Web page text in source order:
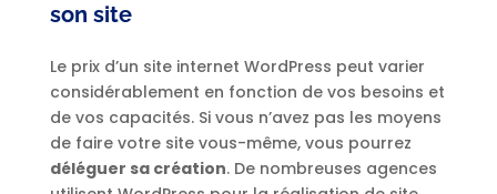
son site
Le prix d’un site internet WordPress peut varier
considérablement en fonction de vos besoins et
de vos capacités. Si vous n’avez pas les moyens
de faire votre site vous-même, vous pourrez
déléguer sa création. De nombreuses agences